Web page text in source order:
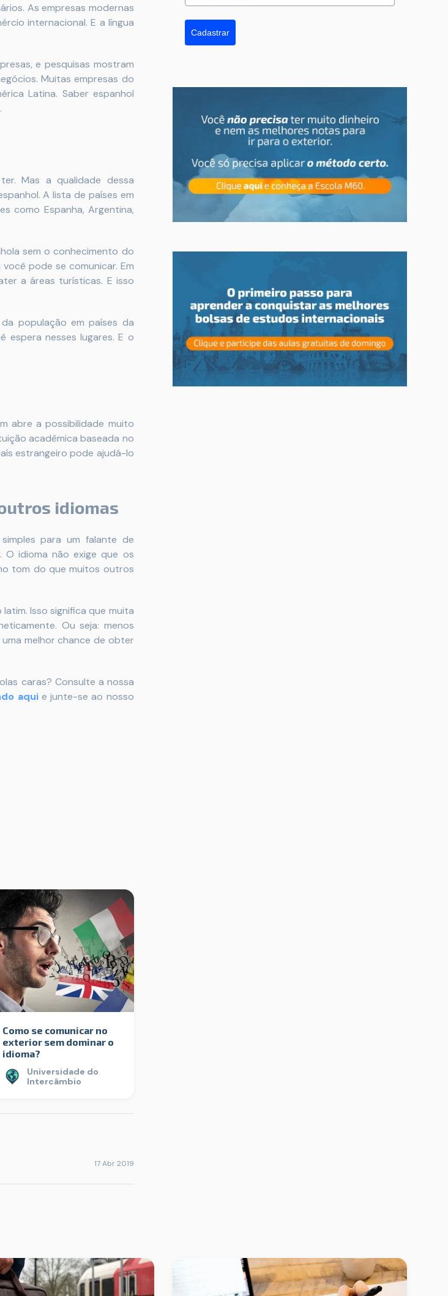
As empresas modernas
internacional. E a língua
e pesquisas mostram
Muitas empresas do
Latina. Saber espanhol
Mas a qualidade dessa
A lista de países em
como Espanha, Argentina,
sem o conhecimento do
pode se comunicar. Em
a áreas turísticas. E isso
população em países da
espera nesses lugares. E o
abre a possibilidade muito
acadêmica baseada no
estrangeiro pode ajudá-lo
idiomas
para um falante de
idioma não exige que os
tom do que muitos outros
Isso significa que muita
Ou seja: menos
melhor chance de obter
caras? Consulte a nossa
aqui e junte-se ao nosso
Como se comunicar no
exterior sem dominar o
idioma?
Universidade do
Intercâmbio
17 Abr 2019
Cadastrar